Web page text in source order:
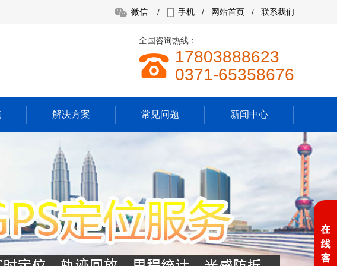
微信 / 手机 / 网站首页 / 联系我们
全国咨询热线：
17803888623
0371-65358676
解决方案 常见问题 新闻中心